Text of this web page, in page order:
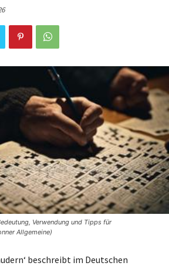
Verwendung und Tipps für
Allgemeine)
beschreibt im Deutschen